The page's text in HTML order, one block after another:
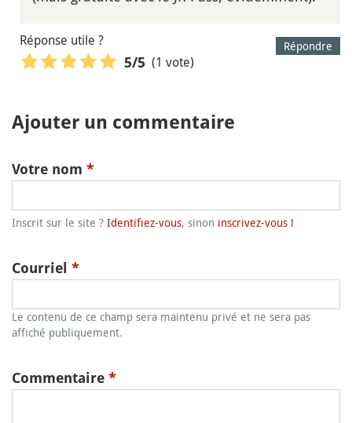
Répondre
Réponse utile ?
5/5 (1 vote)
Ajouter un commentaire
Votre nom *
Inscrit sur le site ? Identifiez-vous, sinon inscrivez-vous !
Courriel *
Le contenu de ce champ sera maintenu privé et ne sera pas
affiché publiquement.
Commentaire *